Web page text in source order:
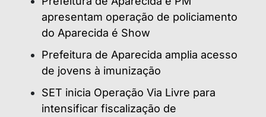
apresentam operação de policiamento
do Aparecida é Show
Prefeitura de Aparecida amplia acesso
de jovens à imunização
SET inicia Operação Via Livre para
intensificar fiscalização de